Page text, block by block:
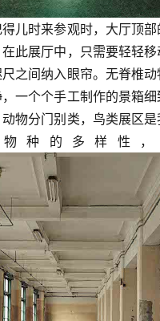
儿时来参观时，大厅顶
此展厅中，只需要轻轻
之间纳入眼帘。无脊椎
一个个手工制作的景箱
物分门别类，鸟类展区
种的多样性